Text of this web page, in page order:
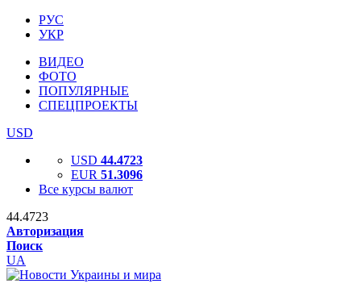
РУС
УКР
ВИДЕО
ФОТО
ПОПУЛЯРНЫЕ
СПЕЦПРОЕКТЫ
USD
USD 44.4723
EUR 51.3096
Все курсы валют
44.4723
Авторизация
Поиск
UA